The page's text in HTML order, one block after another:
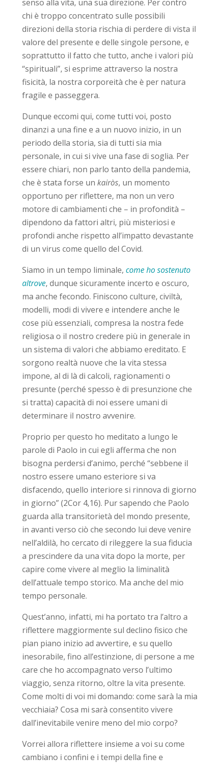
senso alla vita, una sua direzione. Per contro
chi è troppo concentrato sulle possibili
direzioni della storia rischia di perdere di vista il
valore del presente e delle singole persone, e
soprattutto il fatto che tutto, anche i valori più
“spirituali”, si esprime attraverso la nostra
fisicità, la nostra corporeità che è per natura
fragile e passeggera.
Dunque eccomi qui, come tutti voi, posto
dinanzi a una fine e a un nuovo inizio, in un
periodo della storia, sia di tutti sia mia
personale, in cui si vive una fase di soglia. Per
essere chiari, non parlo tanto della pandemia,
che è stata forse un kairòs, un momento
opportuno per riflettere, ma non un vero
motore di cambiamenti che – in profondità –
dipendono da fattori altri, più misteriosi e
profondi anche rispetto all’impatto devastante
di un virus come quello del Covid.
Siamo in un tempo liminale, come ho sostenuto
altrove, dunque sicuramente incerto e oscuro,
ma anche fecondo. Finiscono culture, civiltà,
modelli, modi di vivere e intendere anche le
cose più essenziali, compresa la nostra fede
religiosa o il nostro credere più in generale in
un sistema di valori che abbiamo ereditato. E
sorgono realtà nuove che la vita stessa
impone, al di là di calcoli, ragionamenti o
presunte (perché spesso è di presunzione che
si tratta) capacità di noi essere umani di
determinare il nostro avvenire.
Proprio per questo ho meditato a lungo le
parole di Paolo in cui egli afferma che non
bisogna perdersi d’animo, perché “sebbene il
nostro essere umano esteriore si va
disfacendo, quello interiore si rinnova di giorno
in giorno” (2Cor 4,16). Pur sapendo che Paolo
guarda alla transitorietà del mondo presente,
in avanti verso ciò che secondo lui deve venire
nell’aldilà, ho cercato di rileggere la sua fiducia
a prescindere da una vita dopo la morte, per
capire come vivere al meglio la liminalità
dell’attuale tempo storico. Ma anche del mio
tempo personale.
Quest’anno, infatti, mi ha portato tra l’altro a
riflettere maggiormente sul declino fisico che
pian piano inizio ad avvertire, e su quello
inesorabile, fino all’estinzione, di persone a me
care che ho accompagnato verso l’ultimo
viaggio, senza ritorno, oltre la vita presente.
Come molti di voi mi domando: come sarà la mia
vecchiaia? Cosa mi sarà consentito vivere
dall’inevitabile venire meno del mio corpo?
Vorrei allora riflettere insieme a voi su come
cambiano i confini e i tempi della fine e